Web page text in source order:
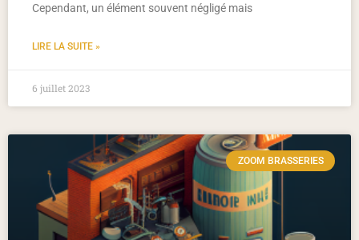
Cependant, un élément souvent négligé mais
LIRE LA SUITE »
6 juillet 2023
ZOOM BRASSERIES